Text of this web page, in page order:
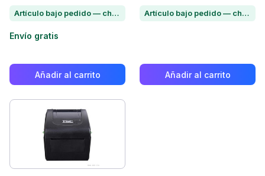
Artículo bajo pedido — chatea para conocer el plazo de entrega
Envío gratis
Añadir al carrito
Artículo bajo pedido — chatea para conocer el plazo de entrega
Añadir al carrito